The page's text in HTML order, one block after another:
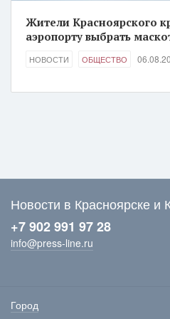
Жители Красноярского
аэропорту выбрать
НОВОСТИ ОБЩЕСТВО
Новости в Красноярске и
+7 902 991 97 28
info@press-line.ru
Город